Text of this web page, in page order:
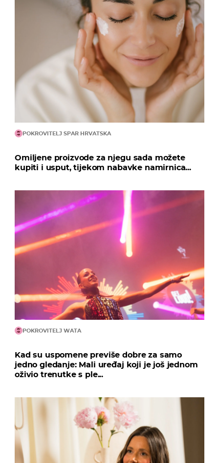
POKROVITELJ SPAR HRVATSKA
Omiljene proizvode za njegu sada možete
kupiti i usput, tijekom nabavke namirnica...
POKROVITELJ WATA
Kad su uspomene previše dobre za samo
jedno gledanje: Mali uređaj koji je još jednom
oživio trenutke s ple...